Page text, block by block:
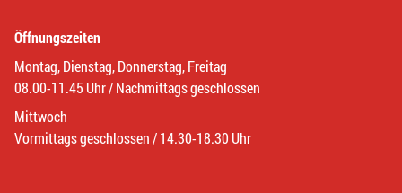
Öffnungszeiten
Montag, Dienstag, Donnerstag, Freitag
08.00-11.45 Uhr / Nachmittags geschlossen
Mittwoch
Vormittags geschlossen / 14.30-18.30 Uhr